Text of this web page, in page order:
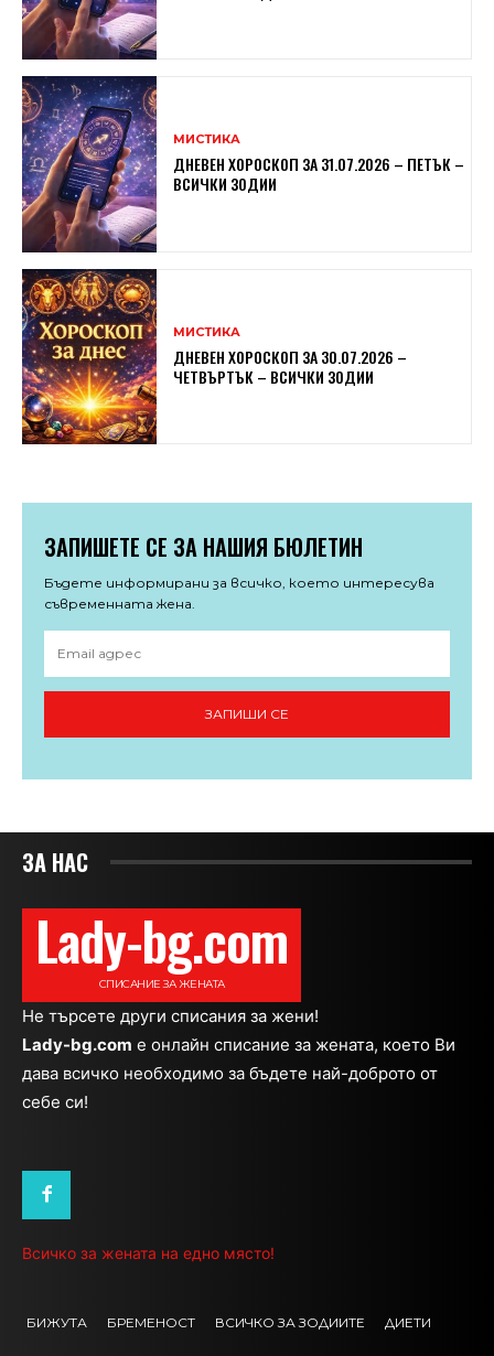
МИСТИКА
ДНЕВЕН ХОРОСКОП ЗА 31.07.2026 – ПЕТЪК –
ВСИЧКИ ЗОДИИ
МИСТИКА
ДНЕВЕН ХОРОСКОП ЗА 30.07.2026 –
ЧЕТВЪРТЪК – ВСИЧКИ ЗОДИИ
ЗАПИШЕТЕ СЕ ЗА НАШИЯ БЮЛЕТИН
Бъдете информирани за всичко, което интересува
съвременната жена.
ЗАПИШИ СЕ
ЗА НАС
Lady-bg.com
СПИСАНИЕ ЗА ЖЕНАТА
Не търсете други списания за жени!
Lady-bg.com e онлайн списание за жената, което Ви
дава всичко необходимо за бъдете най-доброто от
себе си!
Всичко за жената на едно място!
БИЖУТА БРЕМЕНОСТ ВСИЧКО ЗА ЗОДИИТЕ ДИЕТИ